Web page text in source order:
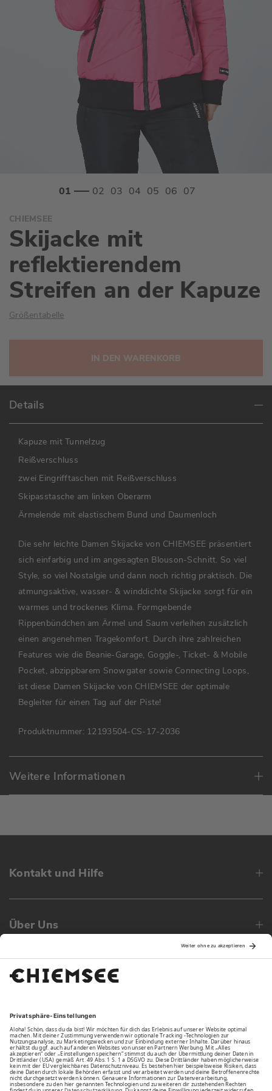
Anfang
der
Bildgalerie
springen
CHIEMSEE
Skijacke mit
reflektierendem
Streifen an der Kapuze
Größentabelle
IN DEN WARENKORB
Details
Kapuze mit Tunnelzug
Reißverschluss
zwei Eingrifftaschen mit Reißverschluss
Skipasstasche am linken Oberarm
Ärmelende mit elastischem Bund und Daumenloch
Die sehr leichte Damen Skijacke von CHIEMSEE präsentiert
sich einfarbig und im angesagten Blouson-Schnitt. So viel
Style, so viel Nostalgie und dann noch richtig praktisch. Die
atmungsaktive, wasser- & winddichte Skijacke sorgt für ein
warmes und trockenes Klima. Formgebende
Rippenbündchen am Ärmel und Saum verleihen zusätzlich
einen angenehmen Tragekomfort. Durch ihre zahlreichen
Features wie die Beanie-Garage, Goggle-, Ticket- & Mobile
Pocket, abzippbarem Snowgater sowie Connecting Loops,
ist diese Damen Skijacke von CHIEMSEE der optimale
Begleiter für einen Tag auf der Piste!
Produktnummer: 12193504-CS-17-2036
Weitere Informationen
Kontakt und Hilfe
Über Uns
Family
Unsere Vorteile
Unsere Partner